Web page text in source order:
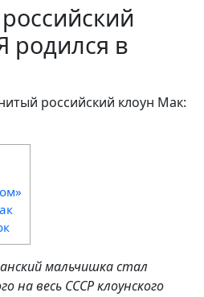
родился в
российский клоун Мак:
мальчишка стал
на весь СССР клоунского